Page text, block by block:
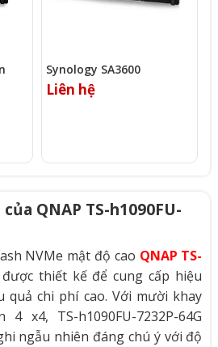
Synology SA3600
Liên hệ
QNAP TS-h1090FU-
NVMe mật độ cao QNAP TS-
được thiết kế để cung cấp hiệu
quả chi phí cao. Với mười khay
4 x4, TS-h1090FU-7232P-64G
ngẫu nhiên đáng chú ý với độ